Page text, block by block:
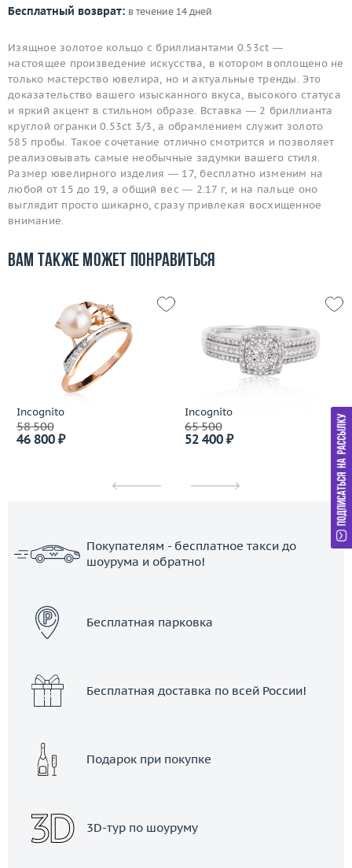
Бесплатный возврат: в течение 14 дней
Изящное золотое кольцо с бриллиантами 0.53ct —
настоящее произведение искусства, в котором воплощено не
только мастерство ювелира, но и актуальные тренды. Это
доказательство вашего изысканного вкуса, высокого статуса
и яркий акцент в стильном образе. Вставка — 2 бриллианта
круглой огранки 0.53ct 3/3, а обрамлением служит золото
585 пробы. Такое сочетание отлично смотрится и позволяет
реализовывать самые необычные задумки вашего стиля.
Размер ювелирного изделия — 17, бесплатно изменим на
любой от 15 до 19, а общий вес — 2.17 г, и на пальце оно
выглядит просто шикарно, сразу привлекая восхищенное
внимание.
Вам также может понравиться
Incognito
58 500
46 800 ₽
Incognito
65 500
52 400 ₽
Покупателям - бесплатное такси до
шоурума и обратно!
Бесплатная парковка
Бесплатная доставка по всей России!
Подарок при покупке
3D-тур по шоуруму